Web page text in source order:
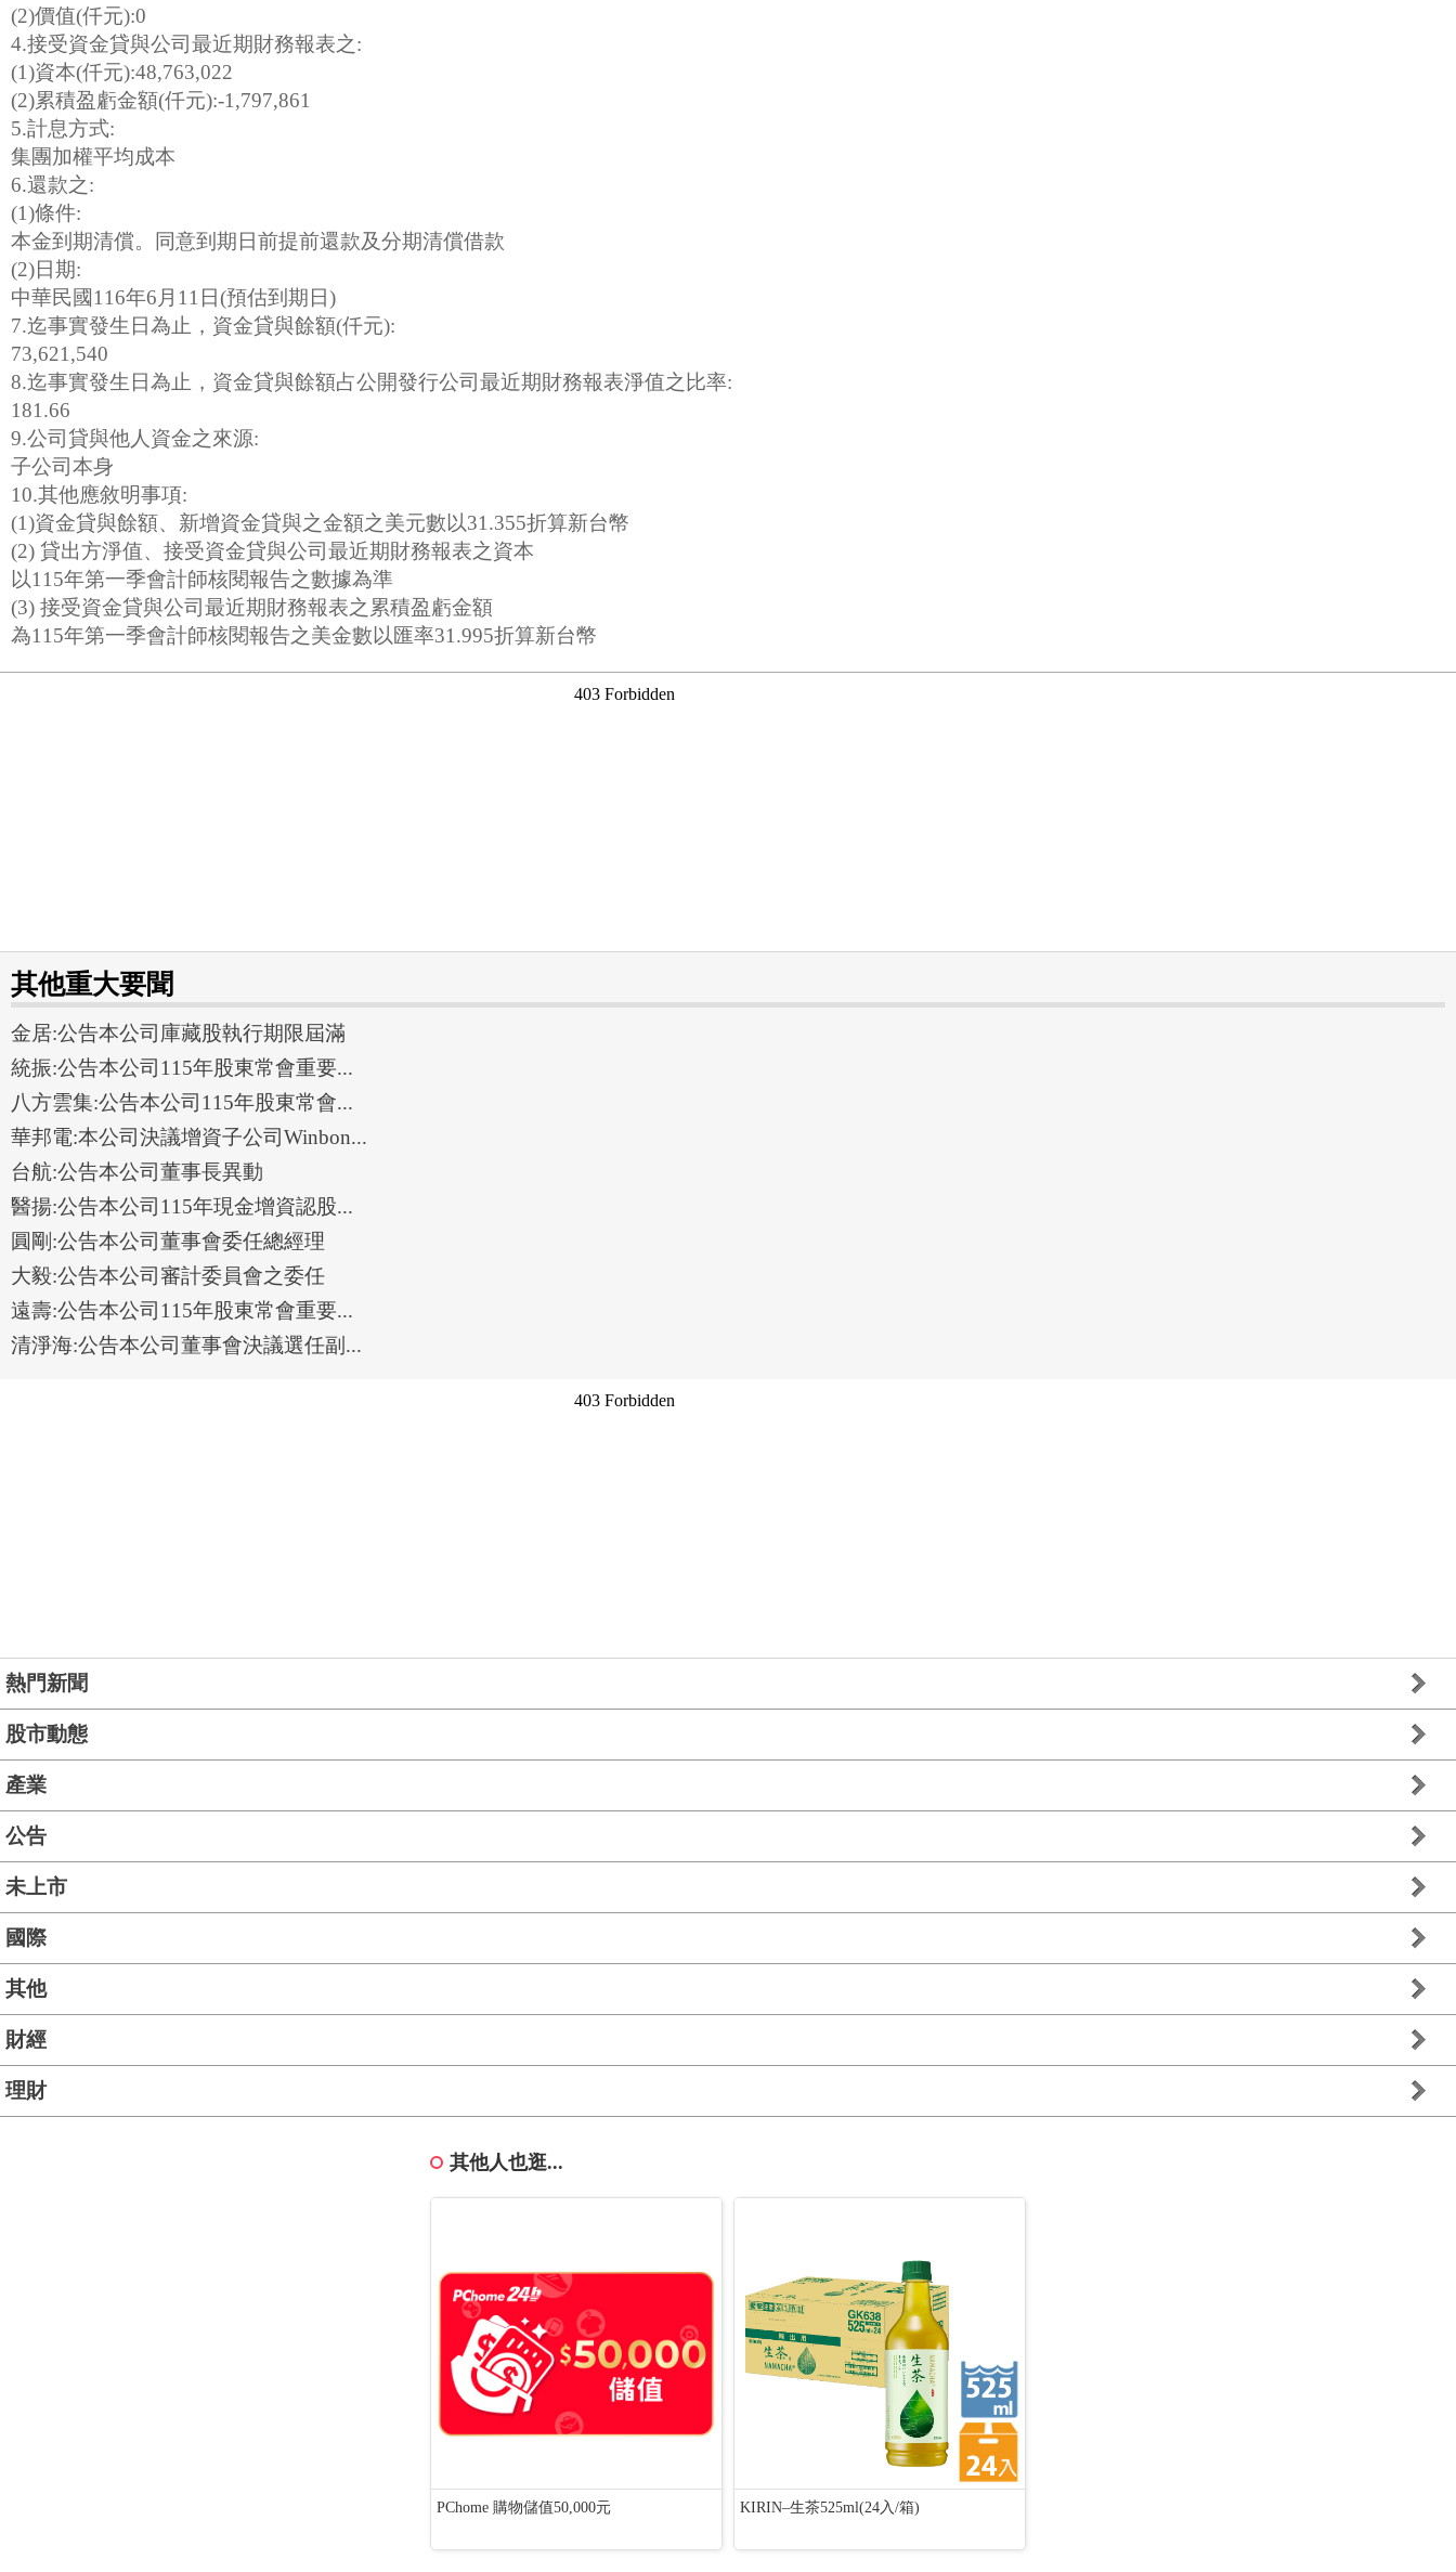
(2)價值(仟元):0
4.接受資金貸與公司最近期財務報表之:
(1)資本(仟元):48,763,022
(2)累積盈虧金額(仟元):-1,797,861
5.計息方式:
集團加權平均成本
6.還款之:
(1)條件:
本金到期清償。同意到期日前提前還款及分期清償借款
(2)日期:
中華民國116年6月11日(預估到期日)
7.迄事實發生日為止，資金貸與餘額(仟元):
73,621,540
8.迄事實發生日為止，資金貸與餘額占公開發行公司最近期財務報表淨值之比率:
181.66
9.公司貸與他人資金之來源:
子公司本身
10.其他應敘明事項:
(1)資金貸與餘額、新增資金貸與之金額之美元數以31.355折算新台幣
(2) 貸出方淨值、接受資金貸與公司最近期財務報表之資本
以115年第一季會計師核閱報告之數據為準
(3) 接受資金貸與公司最近期財務報表之累積盈虧金額
為115年第一季會計師核閱報告之美金數以匯率31.995折算新台幣
其他重大要聞
金居:公告本公司庫藏股執行期限屆滿
統振:公告本公司115年股東常會重要...
八方雲集:公告本公司115年股東常會...
華邦電:本公司決議增資子公司Winbon...
台航:公告本公司董事長異動
醫揚:公告本公司115年現金增資認股...
圓剛:公告本公司董事會委任總經理
大毅:公告本公司審計委員會之委任
遠壽:公告本公司115年股東常會重要...
清淨海:公告本公司董事會決議選任副...
熱門新聞
股市動態
產業
公告
未上市
國際
其他
財經
理財
其他人也逛...
PChome 購物儲值50,000元 KIRIN–生茶525ml(24入/箱)